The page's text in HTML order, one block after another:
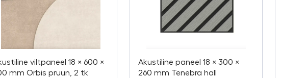
viltpaneel 18 × 600 ×
mm Orbis pruun, 2 tk
Akustiline paneel 18 × 300 ×
260 mm Tenebra hall